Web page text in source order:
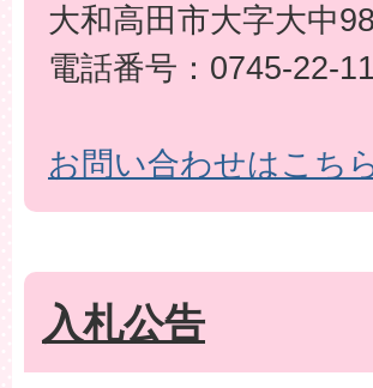
大和高田市大字大中
電話番号：0745-22-
お問い合わせはこち
入札公告